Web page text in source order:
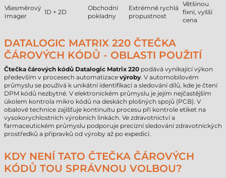
Všesměrový
Imager
1D + 2D
Obchodní
pokladny
Extrémně rychlá
propustnost
Většinou
fixní, vyšší
cena
DATALOGIC MATRIX 220 ČTEČKA
ČÁROVÝCH KÓDŮ - OBLASTI POUŽITÍ
Čtečka čárových kódů Datalogic Matrix 220 podává vynikající výkon
především v procesech automatizace výroby. V automobilovém
průmyslu se používá k unikátní identifikaci a sledování dílů, kde je čtení
DPM kódů nezbytné. V elektronickém průmyslu je jejím nejčastějším
úkolem kontrola mikro kódů na deskách plošných spojů (PCB). V
obalové technice zajišťuje kontinuitu procesu při kontrole etiket na
vysokorychlostních výrobních linkách. Ve zdravotnictví a
farmaceutickém průmyslu podporuje precizní sledování zdravotnických
prostředků a přípravků od výroby až po expedici.
KDY NENÍ TATO ČTEČKA ČÁROVÝCH
KÓDŮ TOU SPRÁVNOU VOLBOU?